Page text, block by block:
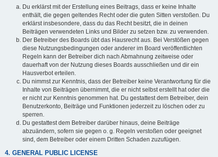
Du erklärst mit der Erstellung eines Beitrags, dass er keine Inhalte
enthält, die gegen geltendes Recht oder die guten Sitten verstoßen. Du
erklärst insbesondere, dass du das Recht besitzt, die in deinen
Beiträgen verwendeten Links und Bilder zu setzen bzw. zu verwenden.
Der Betreiber des Boards übt das Hausrecht aus. Bei Verstößen gegen
diese Nutzungsbedingungen oder anderer im Board veröffentlichten
Regeln kann der Betreiber dich nach Abmahnung zeitweise oder
dauerhaft von der Nutzung dieses Boards ausschließen und dir ein
Hausverbot erteilen.
Du nimmst zur Kenntnis, dass der Betreiber keine Verantwortung für die
Inhalte von Beiträgen übernimmt, die er nicht selbst erstellt hat oder die
er nicht zur Kenntnis genommen hat. Du gestattest dem Betreiber, dein
Benutzerkonto, Beiträge und Funktionen jederzeit zu löschen oder zu
sperren.
Du gestattest dem Betreiber darüber hinaus, deine Beiträge
abzuändern, sofern sie gegen o. g. Regeln verstoßen oder geeignet
sind, dem Betreiber oder einem Dritten Schaden zuzufügen.
4. GENERAL PUBLIC LICENSE